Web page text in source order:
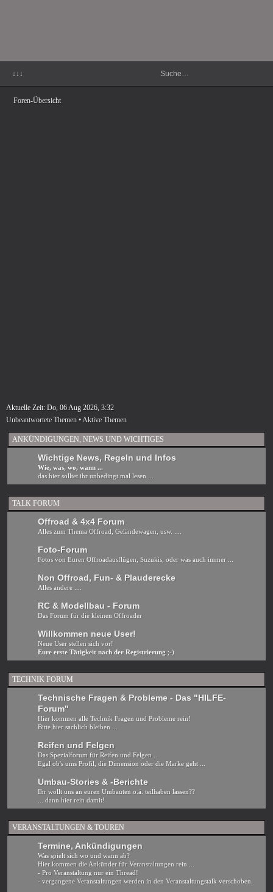
↓↓↓
Foren-Übersicht
Aktuelle Zeit: Do, 06 Aug 2026, 3:32
Unbeantwortete Themen •Aktive Themen
ANKÜNDIGUNGEN, NEWS UND WICHTIGES
Wichtige News, Regeln und Infos
Wie, was, wo, wann ...
das hier solltet ihr unbedingt mal lesen ...
TALK FORUM
Offroad & 4x4 Forum
Alles zum Thema Offroad, Geländewagen, usw. ....
Foto-Forum
Fotos von Euren Offroadausflügen, Suzukis, oder was auch immer ...
Non Offroad, Fun- & Plauderecke
Alles andere ....
RC & Modellbau - Forum
Das Forum für die kleinen Offroader
Willkommen neue User!
Neue User stellen sich vor!
Eure erste Tätigkeit nach der Registrierung ;-)
TECHNIK FORUM
Technische Fragen & Probleme - Das "HILFE-
Forum"
Hier kommen alle Technik Fragen und Probleme rein!
Bitte hier sachlich bleiben ...
Reifen und Felgen
Das Spezialforum für Reifen und Felgen ...
Egal ob's ums Profil, die Dimension oder die Marke geht ...
Umbau-Stories & -Berichte
Ihr wollt uns an euren Umbauten o.ä. teilhaben lassen??
... dann hier rein damit!
VERANSTALTUNGEN & TOUREN
Termine, Ankündigungen
Was spielt sich wo und wann ab?
Hier kommen die Ankünder für Veranstaltungen rein ...
- Pro Veranstaltung nur ein Thread!
- vergangene Veranstaltungen werden in den Veranstaltungstalk verschoben.